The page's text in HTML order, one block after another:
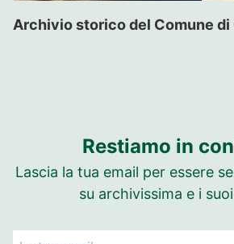
Archivio storico del Comune di
Restiamo in
Lascia la tua email per essere
su archivissima e i